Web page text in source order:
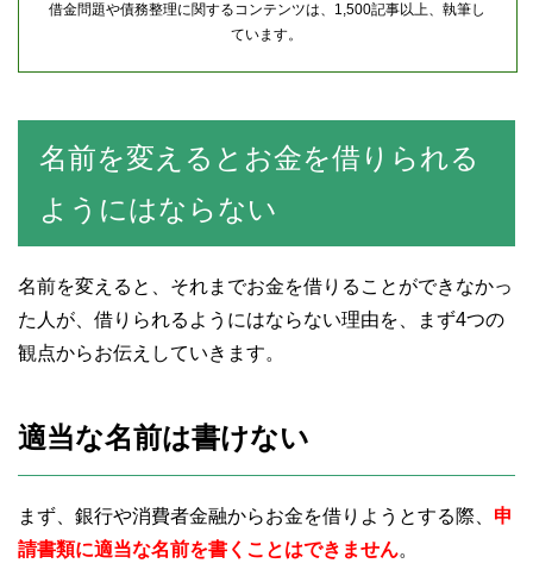
借金問題や債務整理に関するコンテンツは、1,500記事以上、執筆し
ています。
名前を変えるとお金を借りられる
ようにはならない
名前を変えると、それまでお金を借りることができなかっ
た人が、借りられるようにはならない理由を、まず4つの
観点からお伝えしていきます。
適当な名前は書けない
まず、銀行や消費者金融からお金を借りようとする際、 申
請書類に適当な名前を書くことはできません。